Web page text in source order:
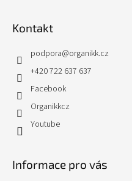
Kontakt
podpora@organikk.cz
+420 722 637 637
Facebook
Organikkcz
Youtube
Informace pro vás